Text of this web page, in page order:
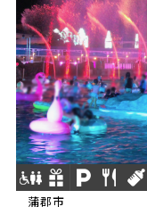
蒲郡市